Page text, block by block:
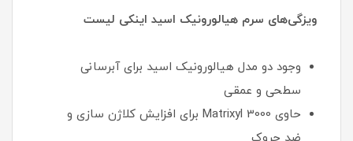
ویزگی‌های سرم هیالورونیک اسید اینکی لیست
وجود دو مدل هیالورونیک اسید برای آبرسانی
سطحی و عمقی
حاوی Matrixyl 3000 برای افزایش کلاژن سازی و